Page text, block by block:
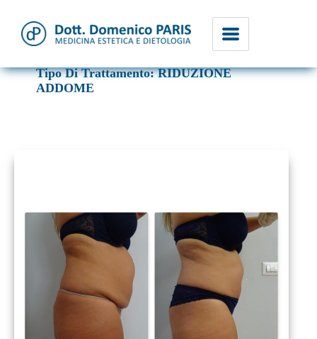
Dott. Domenico Paris
Tipo Di Trattamento:RIDUZIONE
ADDOME